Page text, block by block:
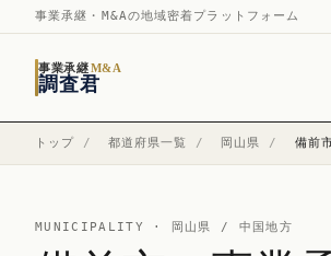
事業承継・M&Aの地域密着プラットフォーム
事業承継M&A
調査君
トップ / 都道府県一覧 / 岡山県 / 備前
MUNICIPALITY · 岡山県 / 中国地方